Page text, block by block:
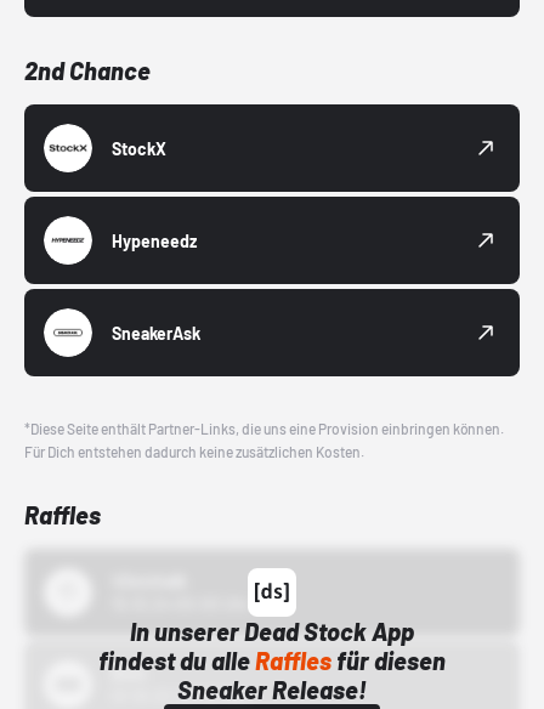
2nd Chance
StockX
Hypeneedz
SneakerAsk
*Diese Seite enthält Partner-Links, die uns eine Provision einbringen können.
Für Dich entstehen dadurch keine zusätzlichen Kosten.
Raffles
In unserer Dead Stock App
findest du alleRafflesfür diesen
Sneaker Release!
Bstn
01.10.22 00:00 Uhr